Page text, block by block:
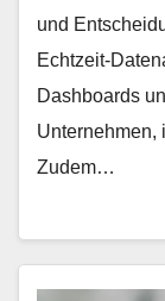
und
Echtzeit-
Dashboards
Unternehmen,
Zudem…